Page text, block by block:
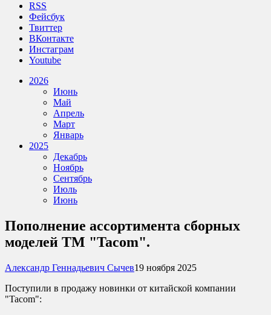
RSS
Фейсбук
Твиттер
ВКонтакте
Инстаграм
Youtube
2026
Июнь
Май
Апрель
Март
Январь
2025
Декабрь
Ноябрь
Сентябрь
Июль
Июнь
Пополнение ассортимента сборных
моделей ТМ "Tacom".
Александр Геннадьевич Сычев19 ноября 2025
Поступили в продажу новинки от китайской компании
"Tacom":